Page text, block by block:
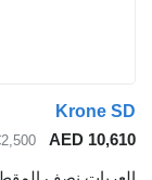
Krone SD
AED 10,610